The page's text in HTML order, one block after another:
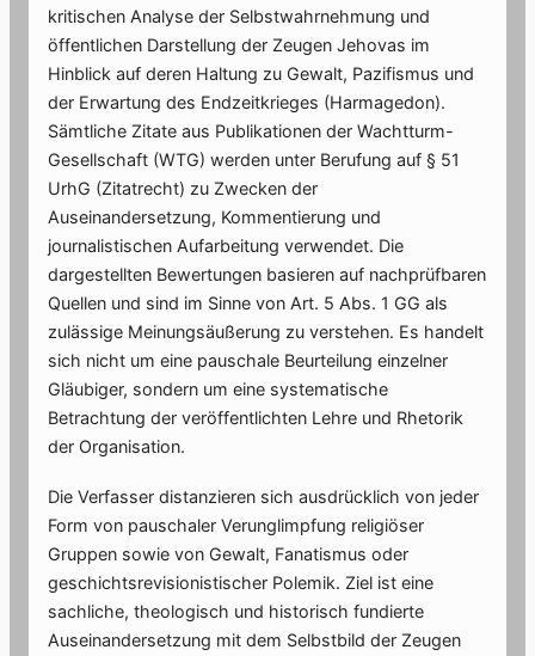
kritischen Analyse der Selbstwahrnehmung und
öffentlichen Darstellung der Zeugen Jehovas im
Hinblick auf deren Haltung zu Gewalt, Pazifismus und
der Erwartung des Endzeitkrieges (Harmagedon).
Sämtliche Zitate aus Publikationen der Wachtturm-
Gesellschaft (WTG) werden unter Berufung auf § 51
UrhG (Zitatrecht) zu Zwecken der
Auseinandersetzung, Kommentierung und
journalistischen Aufarbeitung verwendet. Die
dargestellten Bewertungen basieren auf nachprüfbaren
Quellen und sind im Sinne von Art. 5 Abs. 1 GG als
zulässige Meinungsäußerung zu verstehen. Es handelt
sich nicht um eine pauschale Beurteilung einzelner
Gläubiger, sondern um eine systematische
Betrachtung der veröffentlichten Lehre und Rhetorik
der Organisation.
Die Verfasser distanzieren sich ausdrücklich von jeder
Form von pauschaler Verunglimpfung religiöser
Gruppen sowie von Gewalt, Fanatismus oder
geschichtsrevisionistischer Polemik. Ziel ist eine
sachliche, theologisch und historisch fundierte
Auseinandersetzung mit dem Selbstbild der Zeugen